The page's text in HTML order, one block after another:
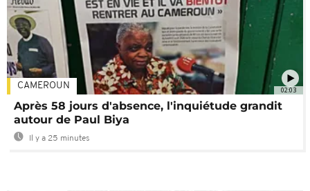
02:03
CAMEROUN
Après 58 jours d'absence, l'inquiétude grandit
autour de Paul Biya
Il y a 25 minutes